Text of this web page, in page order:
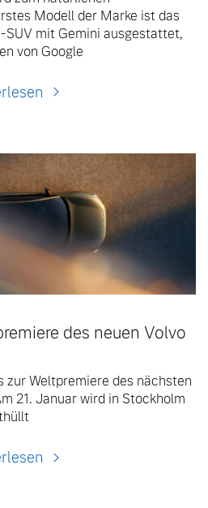
Modell der Marke ist das
mit Gemini ausgestattet,
von Google
des neuen Volvo
zur Weltpremiere des nächsten
21. Januar wird in Stockholm